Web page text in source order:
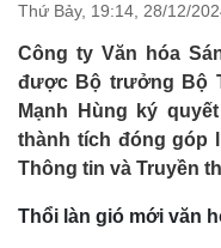
Chính trị
Đảng
Tổ chức nhân sự
Quốc hội
Nhận diện sự thật
Thứ Bảy, 19:14, 28/12/
Công ty Văn hóa
được Bộ trưởng Bộ
Mạnh Hùng ký
thành tích đóng góp
Thông tin và Truyền
Thổi làn gió mới văn